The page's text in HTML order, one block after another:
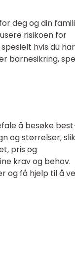
deg og din
risikoen for
hvis du har
barnesikring,
å besøke
og størrelser,
pris og
krav og behov.
og få hjelp til å